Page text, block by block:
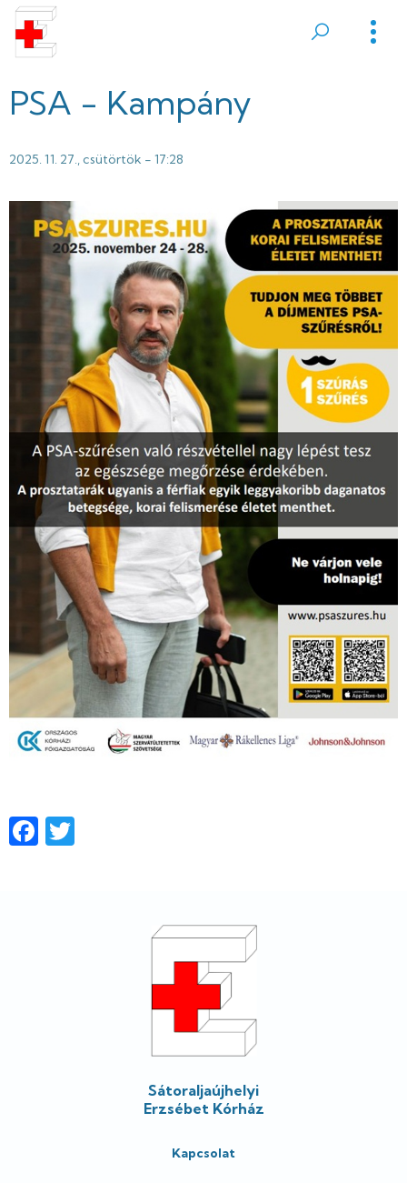
Ugrás
tartalomraSátoraljaújhelyi
Erzsébet
PSA - Kampány
2025. 11. 27., csütörtök - 17:28
Facebook
Sátoraljaújhelyi
Erzsébet Kórház
Kapcsolat